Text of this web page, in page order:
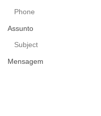
Assunto
Mensagem